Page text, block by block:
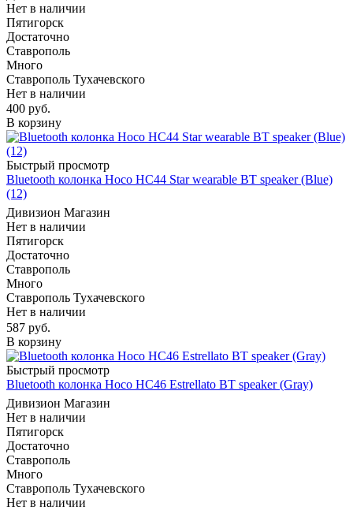
Нет в наличии
Пятигорск
Достаточно
Ставрополь
Много
Ставрополь Тухачевского
Нет в наличии
400 руб.
В корзину
Быстрый просмотр
Bluetooth колонка Hoco HC44 Star wearable BT speaker (Blue)
(12)
Дивизион Магазин
Нет в наличии
Пятигорск
Достаточно
Ставрополь
Много
Ставрополь Тухачевского
Нет в наличии
587 руб.
В корзину
Быстрый просмотр
Bluetooth колонка Hoco HC46 Estrellato BT speaker (Gray)
Дивизион Магазин
Нет в наличии
Пятигорск
Достаточно
Ставрополь
Много
Ставрополь Тухачевского
Нет в наличии